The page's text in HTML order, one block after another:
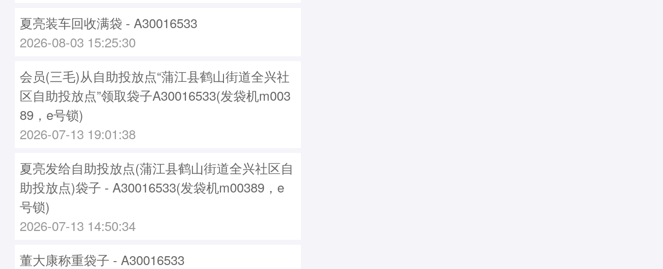
夏亮装车回收满袋 - A30016533
2026-08-03 15:25:30
会员(三毛)从自助投放点“蒲江县鹤山街道全兴社
区自助投放点”领取袋子A30016533(发袋机m003
89，e号锁)
2026-07-13 19:01:38
夏亮发给自助投放点(蒲江县鹤山街道全兴社区自
助投放点)袋子 - A30016533(发袋机m00389，e
号锁)
2026-07-13 14:50:34
董大康称重袋子 - A30016533